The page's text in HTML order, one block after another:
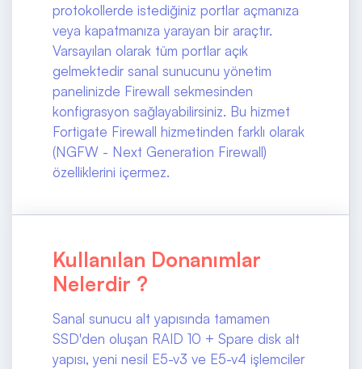
protokollerde istediğiniz portlar açmanıza
veya kapatmanıza yarayan bir araçtır.
Varsayılan olarak tüm portlar açık
gelmektedir sanal sunucunu yönetim
panelinizde Firewall sekmesinden
konfigrasyon sağlayabilirsiniz. Bu hizmet
Fortigate Firewall hizmetinden farklı olarak
(NGFW - Next Generation Firewall)
özelliklerini içermez.
Kullanılan Donanımlar
Nelerdir ?
Sanal sunucu alt yapısında tamamen
SSD'den oluşan RAID 10 + Spare disk alt
yapısı, yeni nesil E5-v3 ve E5-v4 işlemciler